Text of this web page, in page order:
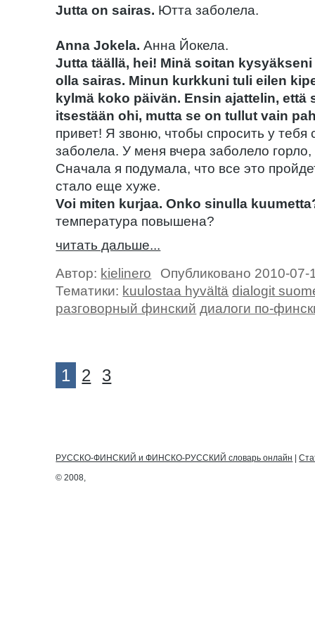
Jutta on sairas. Ютта заболела.
Anna Jokela. Анна Йокела.
Jutta täällä, hei! Minä soitan
olla sairas. Minun kurkkuni tuli eilen
kylmä koko päivän. Ensin ajattelin, että
itsestään ohi, mutta se on tullut vain
привет! Я звоню, чтобы спросить у тебя
заболела. У меня вчера заболело
Сначала я подумала, что все это
стало еще хуже.
Voi miten kurjaa. Onko sinulla
температура повышена?
читать дальше...
Автор: kielinero
Опубликовано 2010-07-
Тематики: kuulostaa hyvältä dialogit
разговорный финский диалоги по-
1 2 3
РУССКО-ФИНСКИЙ и ФИНСКО-РУССКИЙ словарь онлайн |
© 2008,